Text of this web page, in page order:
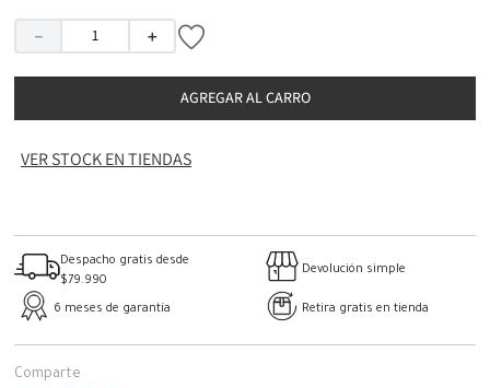
＋
－
AGREGAR AL CARRO
VER STOCK EN TIENDAS
Despacho gratis desde
$79.990
Devolución simple
6 meses de garantía Retira gratis en tienda
Comparte